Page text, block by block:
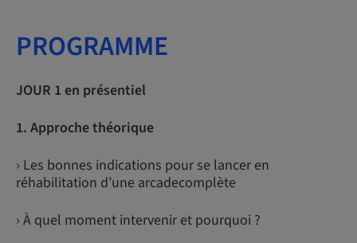
PROGRAMME
JOUR 1 en présentiel
1. Approche théorique
› Les bonnes indications pour se lancer en
réhabilitation d’une arcadecomplète
› À quel moment intervenir et pourquoi ?